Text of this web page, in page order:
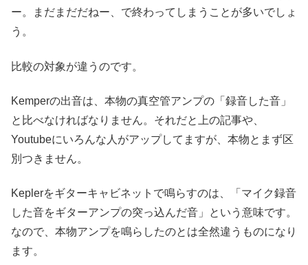
ー。まだまだだねー、で終わってしまうことが多いでしょ
う。
比較の対象が違うのです。
Kemperの出音は、本物の真空管アンプの「録音した音」
と比べなければなりません。それだと上の記事や、
Youtubeにいろんな人がアップしてますが、本物とまず区
別つきません。
Keplerをギターキャビネットで鳴らすのは、「マイク録音
した音をギターアンプの突っ込んだ音」という意味です。
なので、本物アンプを鳴らしたのとは全然違うものになり
ます。